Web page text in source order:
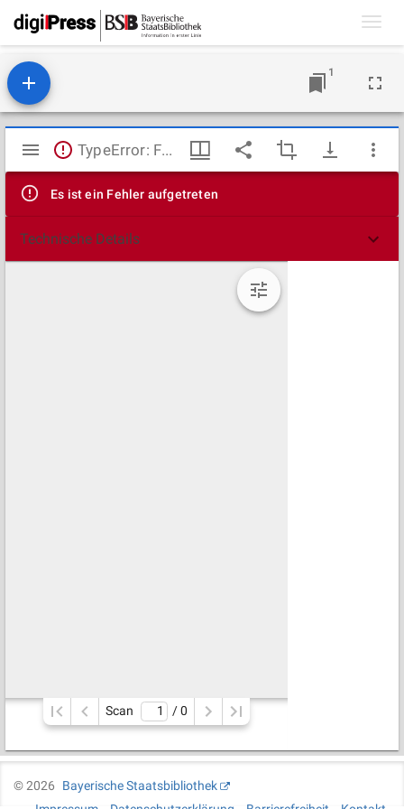
1
Mirador
Viewer
TypeError: Failed to fetch
Es ist ein Fehler aufgetreten
Technische Details
Scan / 0
©2026
Bayerische Staatsbibliothek